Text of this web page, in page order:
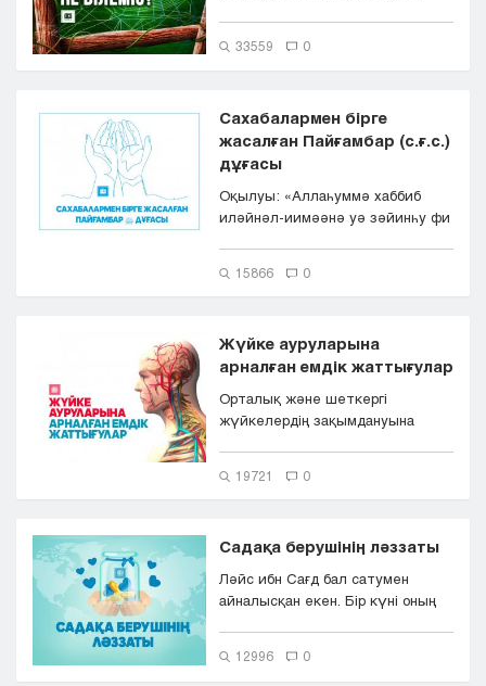
33559 0
Сахабалармен бірге
жасалған Пайғамбар (с.ғ.с.)
дұғасы
Оқылуы: «Аллаһуммә хаббиб
иләйнәл-иимәәнә уә зәйинһу фи
15866 0
Жүйке ауруларына
арналған емдік жаттығулар
Орталық және шеткергі
жүйкелердің зақымдануына
19721 0
Садақа берушінің ләззаты
Ләйс ибн Сағд бал сатумен
айналысқан екен. Бір күні оның
12996 0